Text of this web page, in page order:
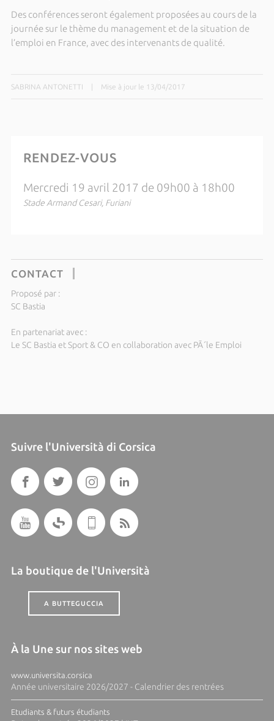
Des conférences seront également proposées au cours de la
journée sur le thème du management et de la situation de
l’emploi en France, avec des intervenants de qualité.
SABRINA ANTONETTI Mise à jour le 13/04/2017
RENDEZ-VOUS
Mercredi 19 avril 2017 de 09h00 à 18h00
Stade Armand Cesari, Furiani
CONTACT
Proposé par :
SC Bastia
En partenariat avec :
Le SC Bastia et Sport & CO en collaboration avec PÃ´le Emploi
Suivre l'Università di Corsica
La boutique de l'Università
A BUTTEGUCCIA
À la Une sur nos sites web
www.universita.corsica
Année universitaire 2026/2027 - Calendrier des rentrées
Etudiants & futurs étudiants